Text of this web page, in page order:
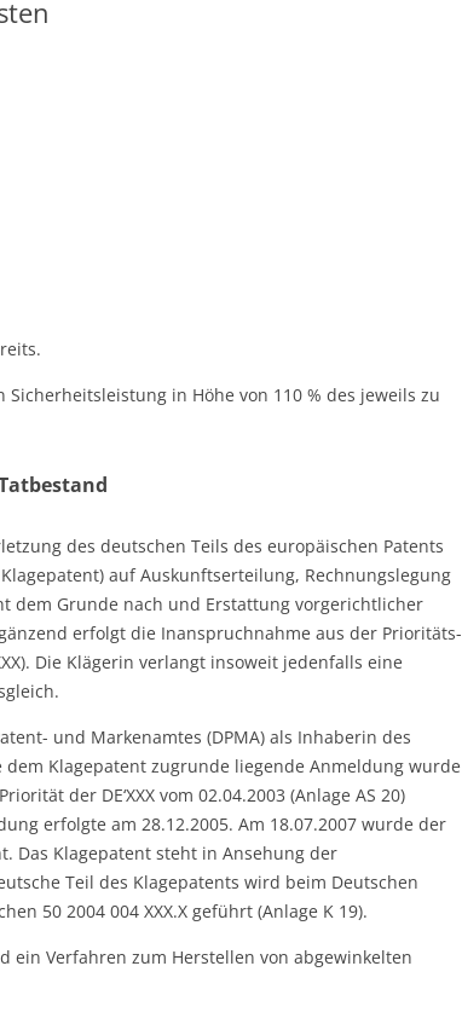
in Höhe von 110 % des jeweils zu
des deutschen Teils des europäischen Patents
Klagepatent) auf Auskunftserteilung, Rechnungslegung
dem Grunde nach und Erstattung vorgerichtlicher
erfolgt die Inanspruchnahme aus der Prioritäts-
Die Klägerin verlangt insoweit jedenfalls eine
und Markenamtes (DPMA) als Inhaberin des
dem Klagepatent zugrunde liegende Anmeldung wurde
der DE‘XXX vom 02.04.2003 (Anlage AS 20)
erfolgte am 28.12.2005. Am 18.07.2007 wurde der
Das Klagepatent steht in Ansehung der
Teil des Klagepatents wird beim Deutschen
50 2004 004 XXX.X geführt (Anlage K 19).
ein Verfahren zum Herstellen von abgewinkelten